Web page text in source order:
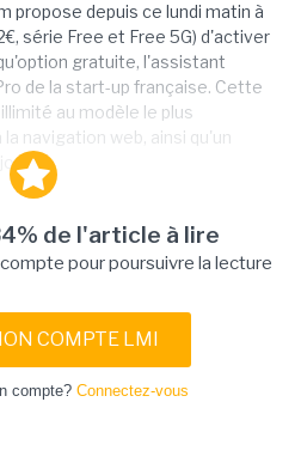
propose depuis ce lundi matin à
série Free et Free 5G) d'activer
gratuite, l'assistant
de la start-up française. Cette
au modèle le plus
navigation web, ainsi qu'un
de l'article à lire
pour poursuivre la lecture
COMPTE LMI
compte? Connectez-vous